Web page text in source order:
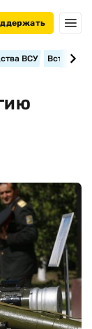
ВСУ